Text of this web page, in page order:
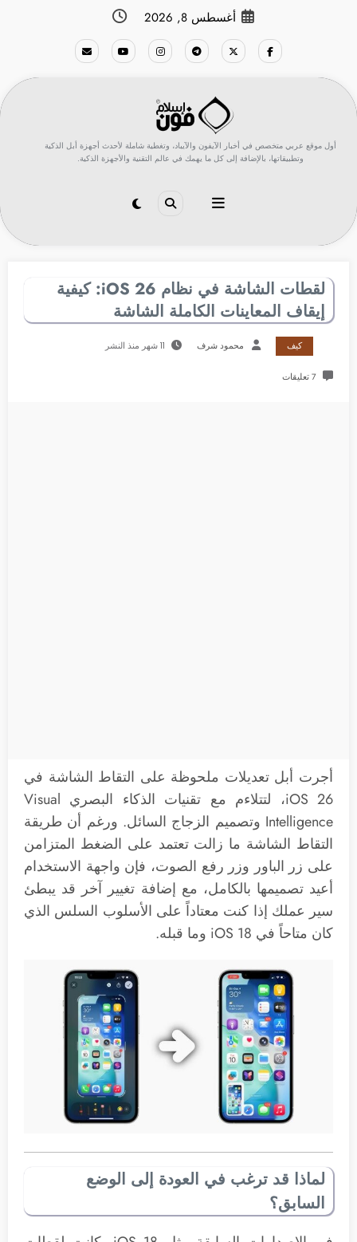
أغسطس 8, 2026
أول موقع عربي متخصص في أخبار الآيفون والآيباد، وتغطية شاملة لأحدث أجهزة أبل الذكية
وتطبيقاتها، بالإضافة إلى كل ما يهمك في عالم التقنية والأجهزة الذكية.
لقطات الشاشة في نظام iOS 26: كيفية
إيقاف المعاينات الكاملة الشاشة
كيف محمود شرف 11 شهر منذ النشر
7 تعليقات
أجرت أبل تعديلات ملحوظة على التقاط الشاشة في
iOS 26، لتتلاءم مع تقنيات الذكاء البصري Visual
Intelligence وتصميم الزجاج السائل. ورغم أن طريقة
التقاط الشاشة ما زالت تعتمد على الضغط المتزامن
على زر الباور وزر رفع الصوت، فإن واجهة الاستخدام
أعيد تصميمها بالكامل، مع إضافة تغيير آخر قد يبطئ
سير عملك إذا كنت معتاداً على الأسلوب السلس الذي
كان متاحاً في iOS 18 وما قبله.
لماذا قد ترغب في العودة إلى الوضع
السابق؟